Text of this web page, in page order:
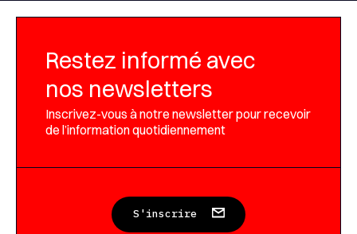
Restez informé avec
nos newsletters
Inscrivez-vous à notre newsletter pour recevoir
de l’information quotidiennement
S'inscrire